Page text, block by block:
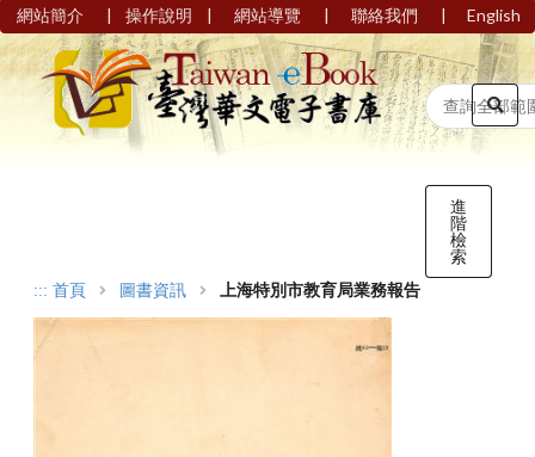
網站簡介 | 操作說明 | 網站導覽 | 聯絡我們 | English
進
階
檢
索
::: 首頁 圖書資訊 上海特別市教育局業務報告